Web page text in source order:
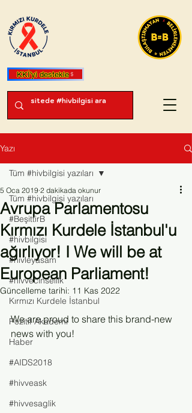
KKİ'yi destekle
Yazı
Tüm #hivbilgisi yazıları
#BeşittirB
#hivbilgisi
#hivleyasam
#hivvecinsellik
Kırmızı Kurdele İstanbul
Pozitif Akademi
Haber
#AIDS2018
#hivveask
#hivvesaglik
Tüm #hivbilgisi yazıları
Avrupa Parlamentosu
Kırmızı Kurdele İstanbul'u
ağırlıyor! I We will be at
European Parliament!
5 Oca 2019 2 dakikada okunur
Güncelleme tarihi: 11 Kas 2022
We are proud to share this brand-new
news with you!